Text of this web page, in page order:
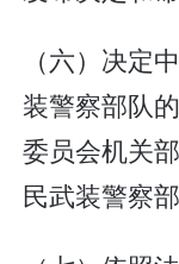
（六）决定
装警察部队
委员会机关
民武装警察